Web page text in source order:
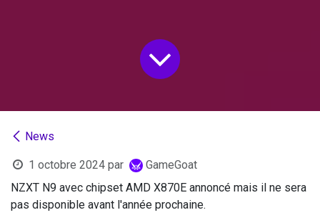
News
1 octobre 2024 par
GameGoat
NZXT N9 avec chipset AMD X870E annoncé mais il ne sera
pas disponible avant l'année prochaine.